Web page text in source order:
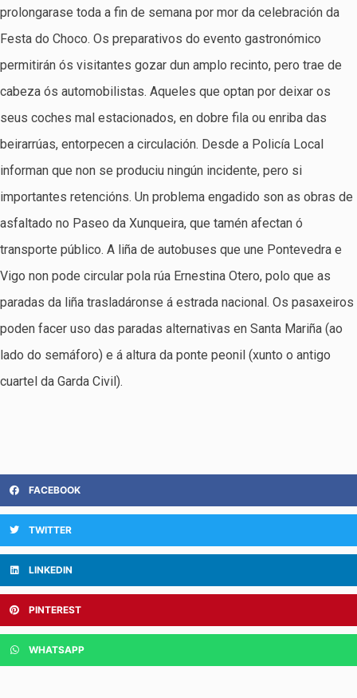
prolongarase toda a fin de semana por mor da celebración da
Festa do Choco. Os preparativos do evento gastronómico
permitirán ós visitantes gozar dun amplo recinto, pero trae de
cabeza ós automobilistas. Aqueles que optan por deixar os
seus coches mal estacionados, en dobre fila ou enriba das
beirarrúas, entorpecen a circulación. Desde a Policía Local
informan que non se produciu ningún incidente, pero si
importantes retencións. Un problema engadido son as obras de
asfaltado no Paseo da Xunqueira, que tamén afectan ó
transporte público. A liña de autobuses que une Pontevedra e
Vigo non pode circular pola rúa Ernestina Otero, polo que as
paradas da liña trasladáronse á estrada nacional. Os pasaxeiros
poden facer uso das paradas alternativas en Santa Mariña (ao
lado do semáforo) e á altura da ponte peonil (xunto o antigo
cuartel da Garda Civil).
FACEBOOK
TWITTER
LINKEDIN
PINTEREST
WHATSAPP